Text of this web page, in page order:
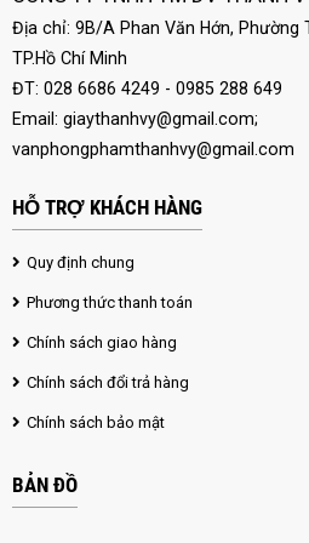
Địa chỉ: 9B/A Phan Văn Hớn, Phường
TP.Hồ Chí Minh
ĐT: 028 6686 4249 - 0985 288 649
Email: giaythanhvy@gmail.com;
vanphongphamthanhvy@gmail.com
HỖ TRỢ KHÁCH HÀNG
Quy định chung
Phương thức thanh toán
Chính sách giao hàng
Chính sách đổi trả hàng
Chính sách bảo mật
BẢN ĐỒ